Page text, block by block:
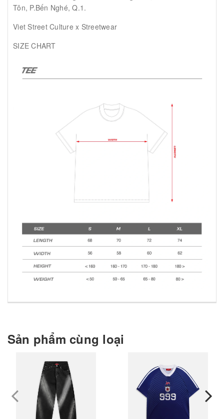
Tôn, P.Bến Nghé, Q.1.
Viet Street Culture x Streetwear
SIZE CHART
Sản phẩm cùng loại
prev